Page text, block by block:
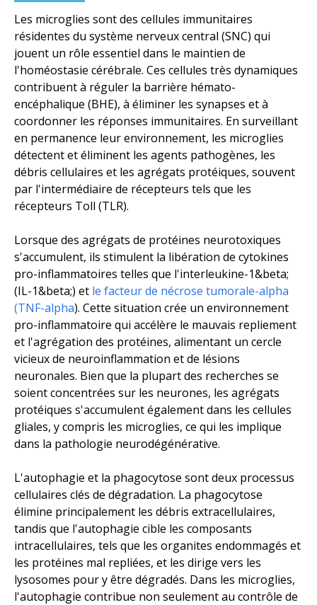
Les microglies sont des cellules immunitaires
résidentes du système nerveux central (SNC) qui
jouent un rôle essentiel dans le maintien de
l'homéostasie cérébrale. Ces cellules très dynamiques
contribuent à réguler la barrière hémato-
encéphalique (BHE), à éliminer les synapses et à
coordonner les réponses immunitaires. En surveillant
en permanence leur environnement, les microglies
détectent et éliminent les agents pathogènes, les
débris cellulaires et les agrégats protéiques, souvent
par l'intermédiaire de récepteurs tels que les
récepteurs Toll (TLR).
Lorsque des agrégats de protéines neurotoxiques
s'accumulent, ils stimulent la libération de cytokines
pro-inflammatoires telles que l'interleukine-1&beta;
(IL-1&beta;) et le facteur de nécrose tumorale-alpha
(TNF-alpha). Cette situation crée un environnement
pro-inflammatoire qui accélère le mauvais repliement
et l'agrégation des protéines, alimentant un cercle
vicieux de neuroinflammation et de lésions
neuronales. Bien que la plupart des recherches se
soient concentrées sur les neurones, les agrégats
protéiques s'accumulent également dans les cellules
gliales, y compris les microglies, ce qui les implique
dans la pathologie neurodégénérative.
L'autophagie et la phagocytose sont deux processus
cellulaires clés de dégradation. La phagocytose
élimine principalement les débris extracellulaires,
tandis que l'autophagie cible les composants
intracellulaires, tels que les organites endommagés et
les protéines mal repliées, et les dirige vers les
lysosomes pour y être dégradés. Dans les microglies,
l'autophagie contribue non seulement au contrôle de